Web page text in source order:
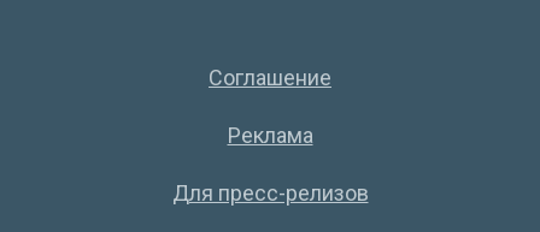
Соглашение
Реклама
Для пресс-релизов